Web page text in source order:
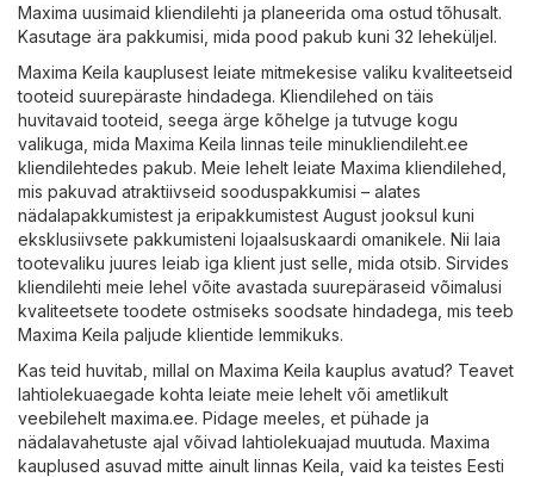
Maxima uusimaid kliendilehti ja planeerida oma ostud tõhusalt.
Kasutage ära pakkumisi, mida pood pakub kuni 32 leheküljel.
Maxima Keila kauplusest leiate mitmekesise valiku kvaliteetseid
tooteid suurepäraste hindadega. Kliendilehed on täis
huvitavaid tooteid, seega ärge kõhelge ja tutvuge kogu
valikuga, mida Maxima Keila linnas teile minukliendileht.ee
kliendilehtedes pakub. Meie lehelt leiate Maxima kliendilehed,
mis pakuvad atraktiivseid sooduspakkumisi – alates
nädalapakkumistest ja eripakkumistest August jooksul kuni
eksklusiivsete pakkumisteni lojaalsuskaardi omanikele. Nii laia
tootevaliku juures leiab iga klient just selle, mida otsib. Sirvides
kliendilehti meie lehel võite avastada suurepäraseid võimalusi
kvaliteetsete toodete ostmiseks soodsate hindadega, mis teeb
Maxima Keila paljude klientide lemmikuks.
Kas teid huvitab, millal on Maxima Keila kauplus avatud? Teavet
lahtiolekuaegade kohta leiate meie lehelt või ametlikult
veebilehelt maxima.ee. Pidage meeles, et pühade ja
nädalavahetuste ajal võivad lahtiolekuajad muutuda. Maxima
kauplused asuvad mitte ainult linnas Keila, vaid ka teistes Eesti